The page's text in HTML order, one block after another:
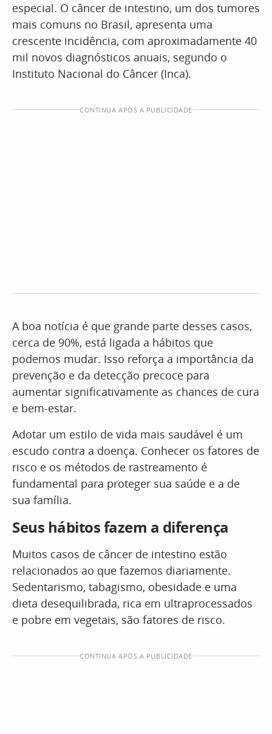
especial. O câncer de intestino, um dos tumores
mais comuns no Brasil, apresenta uma
crescente incidência, com aproximadamente 40
mil novos diagnósticos anuais, segundo o
Instituto Nacional do Câncer (Inca).
CONTINUA APÓS A PUBLICIDADE
A boa notícia é que grande parte desses casos,
cerca de 90%, está ligada a hábitos que
podemos mudar. Isso reforça a importância da
prevenção e da detecção precoce para
aumentar significativamente as chances de cura
e bem-estar.
Adotar um estilo de vida mais saudável é um
escudo contra a doença. Conhecer os fatores de
risco e os métodos de rastreamento é
fundamental para proteger sua saúde e a de
sua família.
Seus hábitos fazem a diferença
Muitos casos de câncer de intestino estão
relacionados ao que fazemos diariamente.
Sedentarismo, tabagismo, obesidade e uma
dieta desequilibrada, rica em ultraprocessados
e pobre em vegetais, são fatores de risco.
CONTINUA APÓS A PUBLICIDADE